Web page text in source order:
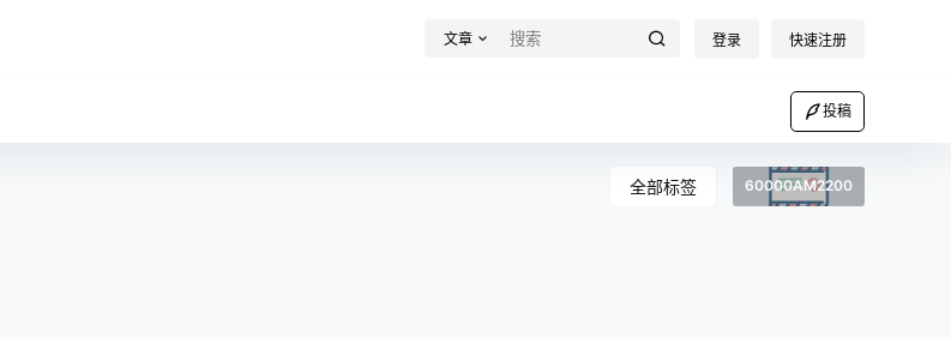
文章 登录 快速注册
投稿
全部标签 60000AM2200